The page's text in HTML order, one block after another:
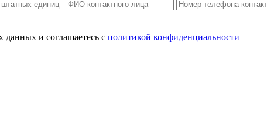
данных и соглашаетесь c политикой конфиденциальности